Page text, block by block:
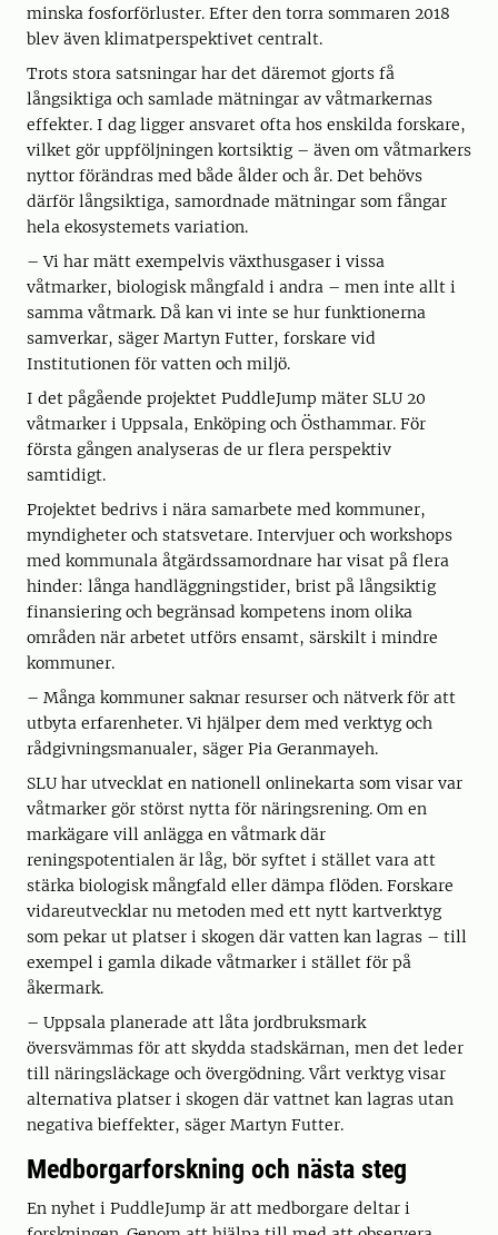
minska fosforförluster. Efter den torra sommaren 2018
blev även klimatperspektivet centralt.
Trots stora satsningar har det däremot gjorts få
långsiktiga och samlade mätningar av våtmarkernas
effekter. I dag ligger ansvaret ofta hos enskilda forskare,
vilket gör uppföljningen kortsiktig – även om våtmarkers
nyttor förändras med både ålder och år. Det behövs
därför långsiktiga, samordnade mätningar som fångar
hela ekosystemets variation.
– Vi har mätt exempelvis växthusgaser i vissa
våtmarker, biologisk mångfald i andra – men inte allt i
samma våtmark. Då kan vi inte se hur funktionerna
samverkar, säger Martyn Futter, forskare vid
Institutionen för vatten och miljö.
I det pågående projektet PuddleJump mäter SLU 20
våtmarker i Uppsala, Enköping och Östhammar. För
första gången analyseras de ur flera perspektiv
samtidigt.
Projektet bedrivs i nära samarbete med kommuner,
myndigheter och statsvetare. Intervjuer och workshops
med kommunala åtgärdssamordnare har visat på flera
hinder: långa handläggningstider, brist på långsiktig
finansiering och begränsad kompetens inom olika
områden när arbetet utförs ensamt, särskilt i mindre
kommuner.
– Många kommuner saknar resurser och nätverk för att
utbyta erfarenheter. Vi hjälper dem med verktyg och
rådgivningsmanualer, säger Pia Geranmayeh.
SLU har utvecklat en nationell onlinekarta som visar var
våtmarker gör störst nytta för näringsrening. Om en
markägare vill anlägga en våtmark där
reningspotentialen är låg, bör syftet i stället vara att
stärka biologisk mångfald eller dämpa flöden. Forskare
vidareutvecklar nu metoden med ett nytt kartverktyg
som pekar ut platser i skogen där vatten kan lagras – till
exempel i gamla dikade våtmarker i stället för på
åkermark.
– Uppsala planerade att låta jordbruksmark
översvämmas för att skydda stadskärnan, men det leder
till näringsläckage och övergödning. Vårt verktyg visar
alternativa platser i skogen där vattnet kan lagras utan
negativa bieffekter, säger Martyn Futter.
Medborgarforskning och nästa steg
En nyhet i PuddleJump är att medborgare deltar i